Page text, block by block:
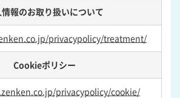
報のお取り扱いについて
privacypolicy/treatment/
Cookieポリシー
privacypolicy/cookie/